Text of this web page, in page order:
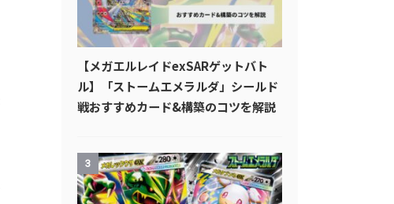
【メガエルレイドexSARゲットバト
ル】「ストームエメラルダ」シールド
戦おすすめカード&構築のコツを解説
3